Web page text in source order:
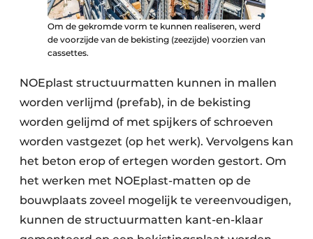
Om de gekromde vorm te kunnen realiseren, werd
de voorzijde van de bekisting (zeezijde) voorzien van
cassettes.
NOEplast structuurmatten kunnen in mallen
worden verlijmd (prefab), in de bekisting
worden gelijmd of met spijkers of schroeven
worden vastgezet (op het werk). Vervolgens kan
het beton erop of ertegen worden gestort. Om
het werken met NOEplast-matten op de
bouwplaats zoveel mogelijk te vereenvoudigen,
kunnen de structuurmatten kant-en-klaar